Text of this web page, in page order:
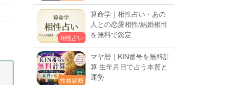
相性占い
算命学｜相性占い・あの
人との恋愛相性/結婚相性
を無料で鑑定
性格診断
マヤ暦｜KIN番号を無料計
算 生年月日で占う本質と
運勢